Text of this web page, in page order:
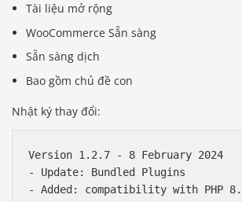
Tài liệu mở rộng
WooCommerce Sẵn sàng
Sẵn sàng dịch
Bao gồm chủ đề con
Nhật ký thay đổi:
Version 1.2.7 - 8 February 2024
- Update: Bundled Plugins
- Added: compatibility with PHP